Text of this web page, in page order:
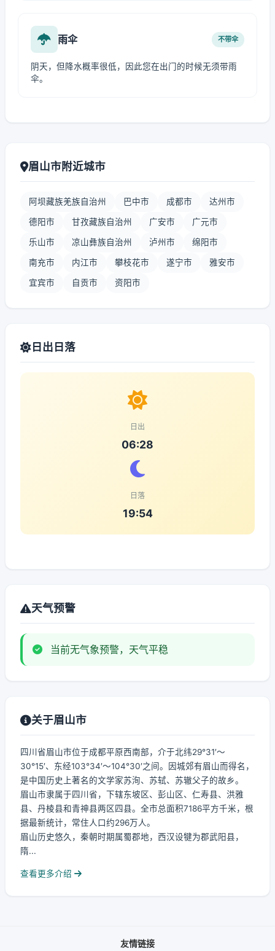
雨伞 不带伞
阴天，但降水概率很低，因此您在出门的时候无须带雨
伞。
眉山市附近城市
阿坝藏族羌族自治州 巴中市 成都市 达州市
德阳市 甘孜藏族自治州 广安市 广元市
乐山市 凉山彝族自治州 泸州市 绵阳市
南充市 内江市 攀枝花市 遂宁市 雅安市
宜宾市 自贡市 资阳市
日出日落
日出
06:28
日落
19:54
天气预警
当前无气象预警，天气平稳
关于眉山市
四川省眉山市位于成都平原西南部，介于北纬29°31′～
30°15′、东经103°34′～104°30′之间。因城郊有眉山而得名，
是中国历史上著名的文学家苏洵、苏轼、苏辙父子的故乡。
眉山市隶属于四川省，下辖东坡区、彭山区、仁寿县、洪雅
县、丹棱县和青神县两区四县。全市总面积7186平方千米，根
据最新统计，常住人口约296万人。
眉山历史悠久，秦朝时期属蜀郡地，西汉设犍为郡武阳县，
隋...
查看更多介绍
友情链接